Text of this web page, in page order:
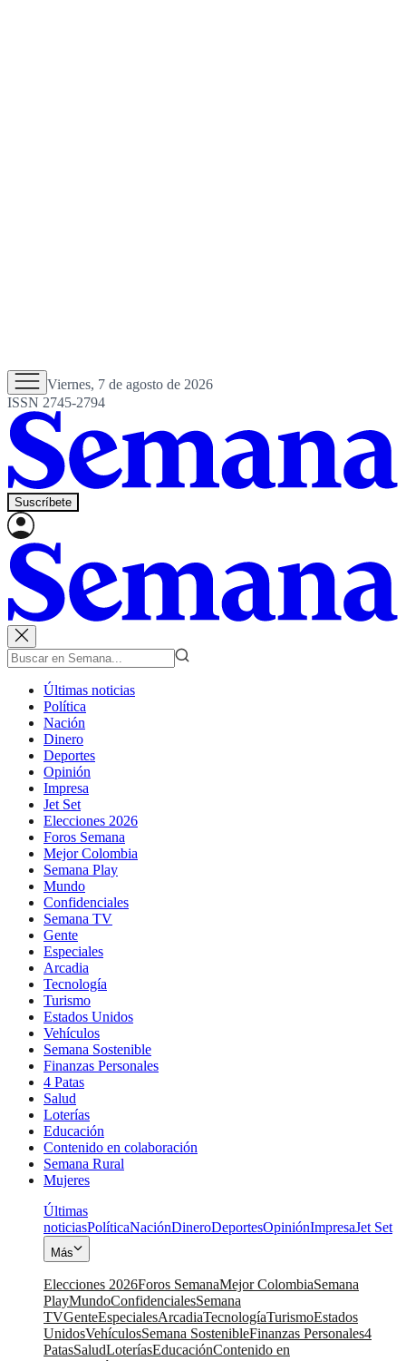
Viernes, 7 de agosto de 2026
ISSN 2745-2794
Suscríbete
Últimas noticias
Política
Nación
Dinero
Deportes
Opinión
Impresa
Jet Set
Elecciones 2026
Foros Semana
Mejor Colombia
Semana Play
Mundo
Confidenciales
Semana TV
Gente
Especiales
Arcadia
Tecnología
Turismo
Estados Unidos
Vehículos
Semana Sostenible
Finanzas Personales
4 Patas
Salud
Loterías
Educación
Contenido en colaboración
Semana Rural
Mujeres
Últimas
noticiasPolíticaNaciónDineroDeportesOpiniónImpresaJet Set
Más
Elecciones 2026Foros SemanaMejor ColombiaSemana
PlayMundoConfidencialesSemana
TVGenteEspecialesArcadiaTecnologíaTurismoEstados
UnidosVehículosSemana SostenibleFinanzas Personales4
PatasSaludLoteríasEducaciónContenido en